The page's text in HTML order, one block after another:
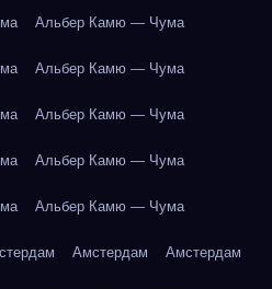
Альбер Камю — Чума
Альбер Камю — Чума
Альбер Камю — Чума
Альбер Камю — Чума
Альбер Камю — Чума
Амстердам Амстердам